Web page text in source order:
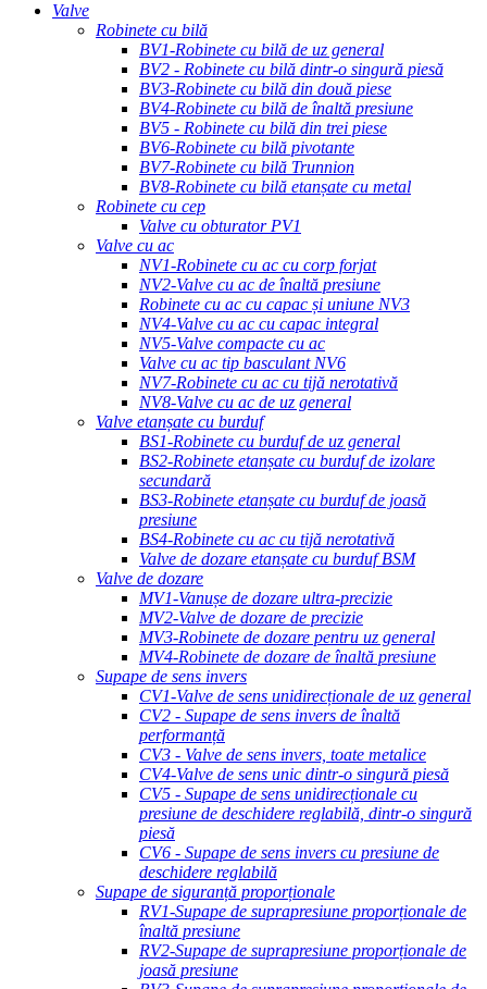
Valve
Robinete cu bilă
BV1-Robinete cu bilă de uz general
BV2 - Robinete cu bilă dintr-o singură piesă
BV3-Robinete cu bilă din două piese
BV4-Robinete cu bilă de înaltă presiune
BV5 - Robinete cu bilă din trei piese
BV6-Robinete cu bilă pivotante
BV7-Robinete cu bilă Trunnion
BV8-Robinete cu bilă etanșate cu metal
Robinete cu cep
Valve cu obturator PV1
Valve cu ac
NV1-Robinete cu ac cu corp forjat
NV2-Valve cu ac de înaltă presiune
Robinete cu ac cu capac și uniune NV3
NV4-Valve cu ac cu capac integral
NV5-Valve compacte cu ac
Valve cu ac tip basculant NV6
NV7-Robinete cu ac cu tijă nerotativă
NV8-Valve cu ac de uz general
Valve etanșate cu burduf
BS1-Robinete cu burduf de uz general
BS2-Robinete etanșate cu burduf de izolare
secundară
BS3-Robinete etanșate cu burduf de joasă
presiune
BS4-Robinete cu ac cu tijă nerotativă
Valve de dozare etanșate cu burduf BSM
Valve de dozare
MV1-Vanușe de dozare ultra-precizie
MV2-Valve de dozare de precizie
MV3-Robinete de dozare pentru uz general
MV4-Robinete de dozare de înaltă presiune
Supape de sens invers
CV1-Valve de sens unidirecționale de uz general
CV2 - Supape de sens invers de înaltă
performanță
CV3 - Valve de sens invers, toate metalice
CV4-Valve de sens unic dintr-o singură piesă
CV5 - Supape de sens unidirecționale cu
presiune de deschidere reglabilă, dintr-o singură
piesă
CV6 - Supape de sens invers cu presiune de
deschidere reglabilă
Supape de siguranță proporționale
RV1-Supape de suprapresiune proporționale de
înaltă presiune
RV2-Supape de suprapresiune proporționale de
joasă presiune